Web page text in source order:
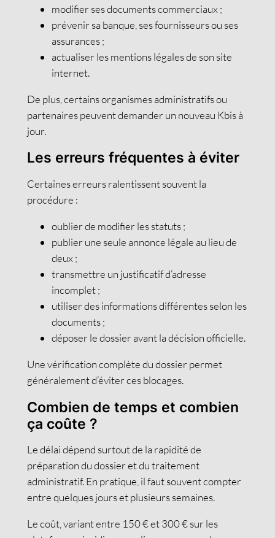
modifier ses documents commerciaux ;
prévenir sa banque, ses fournisseurs ou ses
assurances ;
actualiser les mentions légales de son site
internet.
De plus, certains organismes administratifs ou
partenaires peuvent demander un nouveau Kbis à
jour.
Les erreurs fréquentes à éviter
Certaines erreurs ralentissent souvent la
procédure :
oublier de modifier les statuts ;
publier une seule annonce légale au lieu de
deux ;
transmettre un justificatif d’adresse
incomplet ;
utiliser des informations différentes selon les
documents ;
déposer le dossier avant la décision officielle.
Une vérification complète du dossier permet
généralement d’éviter ces blocages.
Combien de temps et combien
ça coûte ?
Le délai dépend surtout de la rapidité de
préparation du dossier et du traitement
administratif. En pratique, il faut souvent compter
entre quelques jours et plusieurs semaines.
Le coût, variant entre 150 € et 300 € sur les